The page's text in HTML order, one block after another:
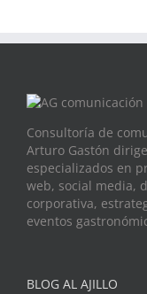
Consultoría de
Arturo Gastón
especializados en
web, social media,
corporativa,
eventos
BLOG AL AJILLO